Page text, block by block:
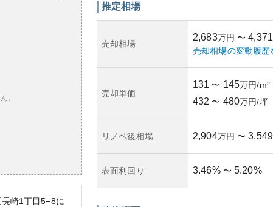
。
崎1丁目5−8に
推定相場
売却相場
2,683万円 〜 4,371
売却相場の変動履歴
売却単価
131 〜 145万円/m²
432 〜 480万円/坪
リノベ後相場 2,904万円 〜 3,549
表面利回り 3.46% 〜 5.20%